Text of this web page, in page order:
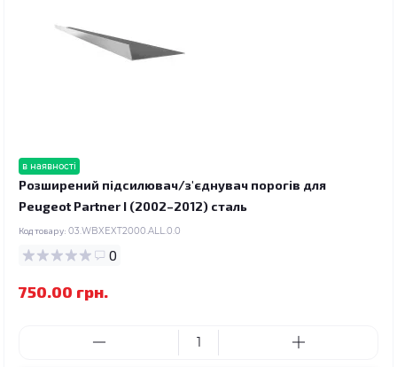
в наявності
Розширений підсилювач/з'єднувач порогів для
Peugeot Partner I (2002–2012) сталь
Код товару: 03.WBXEXT2000.ALL.0.0
0
750.00 грн.